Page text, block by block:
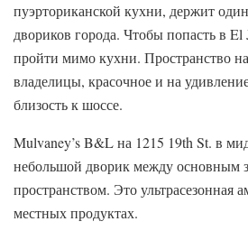
пуэрториканской кухни, держит
двориков города. Чтобы попасть в
пройти мимо кухни. Пространство
владелицы, красочное и на
близость к шоссе.
Mulvaney’s B&L на 1215 19th St. в
небольшой дворик между основным
пространством. Это ультрасезонная
местных продуктах.